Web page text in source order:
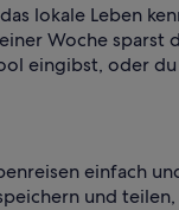
lokale Leben
Woche
eingibst, oder
einfach
und